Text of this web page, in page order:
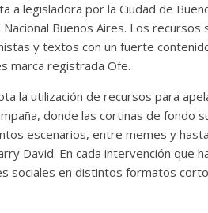
a legisladora por la Ciudad de
Buenos Aires. Los recursos
y textos con un fuerte
marca registrada Ofe.
la utilización de recursos para
donde las cortinas de fondo
escenarios, entre memes y
David. En cada intervención que
sociales en distintos formatos